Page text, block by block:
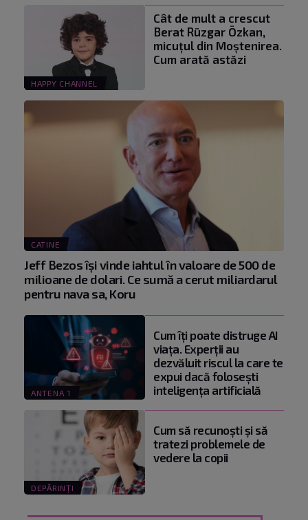
HAPPY CHANNEL
Cât de mult a crescut
Berat Rüzgar Özkan,
micuțul din Moștenirea.
Cum arată astăzi
CATINE
Jeff Bezos își vinde iahtul în valoare de 500 de
milioane de dolari. Ce sumă a cerut miliardarul
pentru nava sa, Koru
ANTENA 1
Cum îți poate distruge AI
viața. Experții au
dezvăluit riscul la care te
expui dacă folosești
inteligența artificială
DEPĂRINȚI
Cum să recunoști și să
tratezi problemele de
vedere la copii